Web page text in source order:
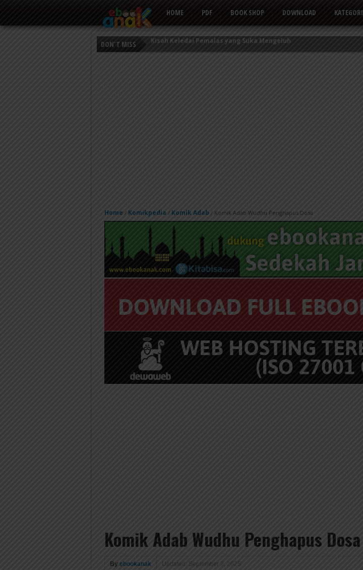
HOME PDF BOOK SHOP DOWNLOAD KATEGORI
DON'T MISS
Persahabatan Empat Ekor Kerbau
Home / Komikpedia / Komik Adab / Komik Adab Wudhu Penghapus Dosa
Komik Adab Wudhu Penghapus Dosa
By ebookanak Updated: September 2, 2025